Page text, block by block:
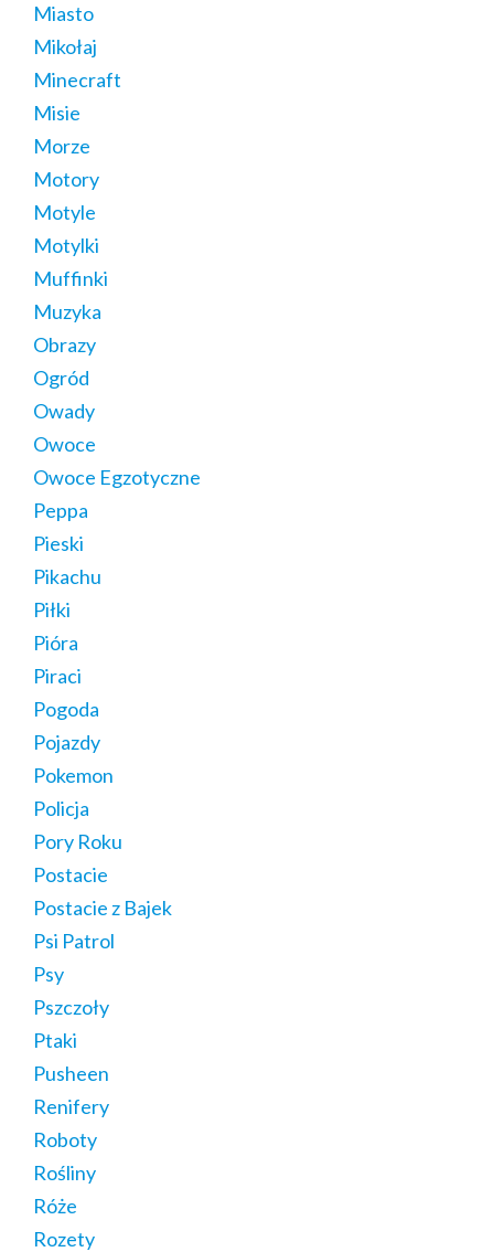
Miasto
Mikołaj
Minecraft
Misie
Morze
Motory
Motyle
Motylki
Muffinki
Muzyka
Obrazy
Ogród
Owady
Owoce
Owoce Egzotyczne
Peppa
Pieski
Pikachu
Piłki
Pióra
Piraci
Pogoda
Pojazdy
Pokemon
Policja
Pory Roku
Postacie
Postacie z Bajek
Psi Patrol
Psy
Pszczoły
Ptaki
Pusheen
Renifery
Roboty
Rośliny
Róże
Rozety